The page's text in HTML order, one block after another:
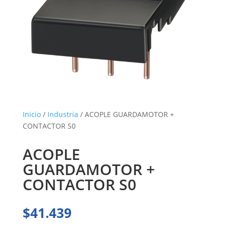
Inicio/ Industria / ACOPLE GUARDAMOTOR +
CONTACTOR S0
ACOPLE
GUARDAMOTOR +
CONTACTOR S0
$41.439